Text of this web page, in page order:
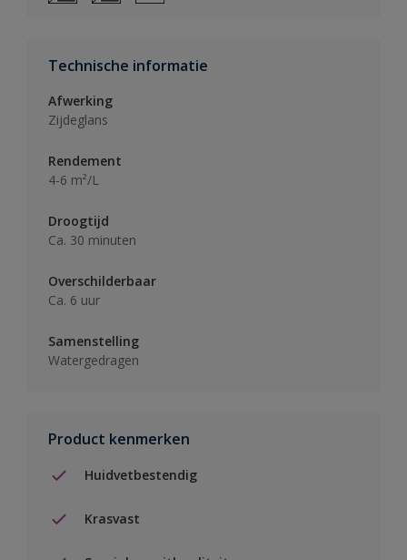
Technische informatie
Afwerking
Zijdeglans
Rendement
4-6 m²/L
Droogtijd
Ca. 30 minuten
Overschilderbaar
Ca. 6 uur
Samenstelling
Watergedragen
Product kenmerken
Huidvetbestendig
Krasvast